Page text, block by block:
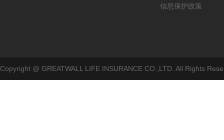
信息保护政策
Copyright @ GREATWALL LIFE INSURANCE CO.,LTD. All Rights